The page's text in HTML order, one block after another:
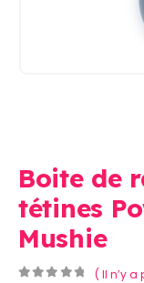
Boite de
tétines
Mushie
( Il n’y a